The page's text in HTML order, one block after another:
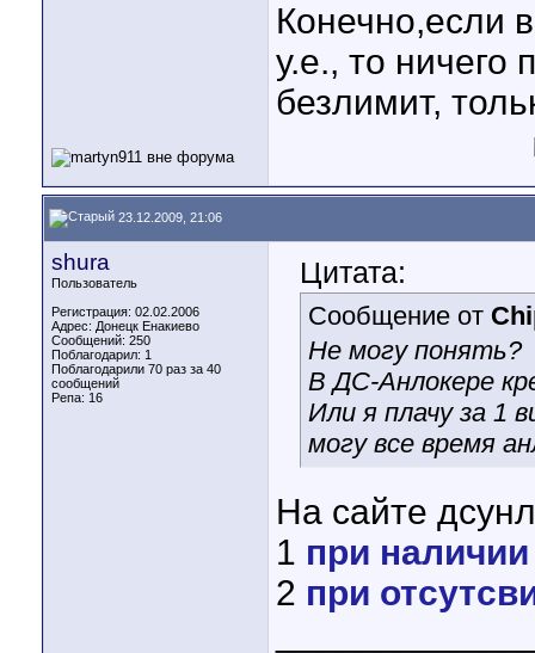
Конечно,если
у.е., то ничего
безлимит,
23.12.2009, 21:06
shura
Пользователь
Регистрация: 02.02.2006
Адрес: Донецк Енакиево
Сообщений: 250
Поблагодарил: 1
Поблагодарили 70 раз за 40
сообщений
Репа: 16
Цитата:
Сообщение от
Не могу понять?
В ДС-Анлокере
Или я плачу за 1
могу все время
На сайте
1 при
2 при